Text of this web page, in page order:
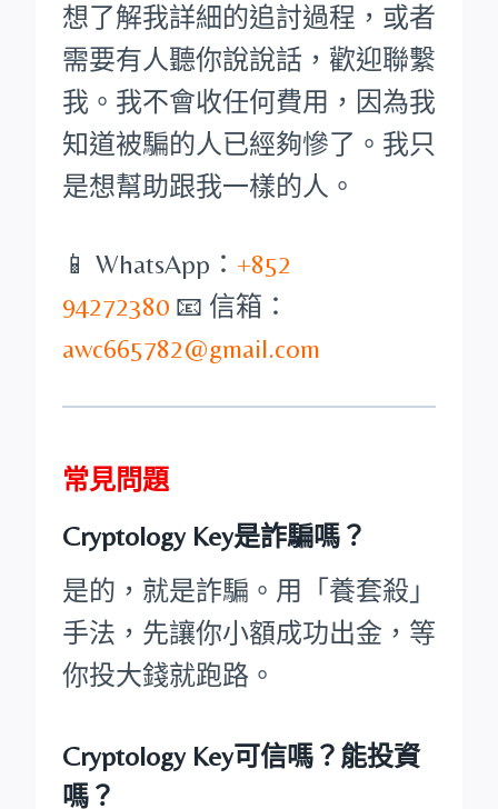
想了解我詳細的追討過程，或者
需要有人聽你說說話，歡迎聯繫
我。我不會收任何費用，因為我
知道被騙的人已經夠慘了。我只
是想幫助跟我一樣的人。
📱 WhatsApp： +852
94272380 📧 信箱：
awc665782@gmail.com
常見問題
Cryptology Key是詐騙嗎？
是的，就是詐騙。用「養套殺」
手法，先讓你小額成功出金，等
你投大錢就跑路。
Cryptology Key可信嗎？能投資
嗎？